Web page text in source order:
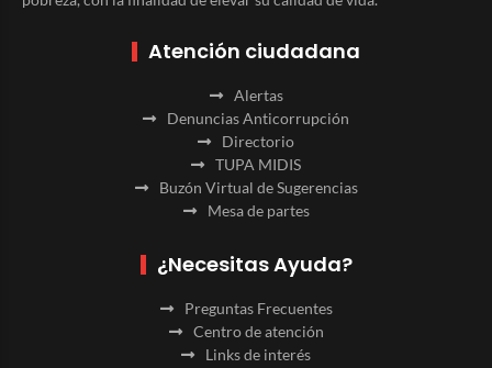
Atención ciudadana
Alertas
Denuncias Anticorrupción
Directorio
TUPA MIDIS
Buzón Virtual de Sugerencias
Mesa de partes
¿Necesitas Ayuda?
Preguntas Frecuentes
Centro de atención
Links de interés